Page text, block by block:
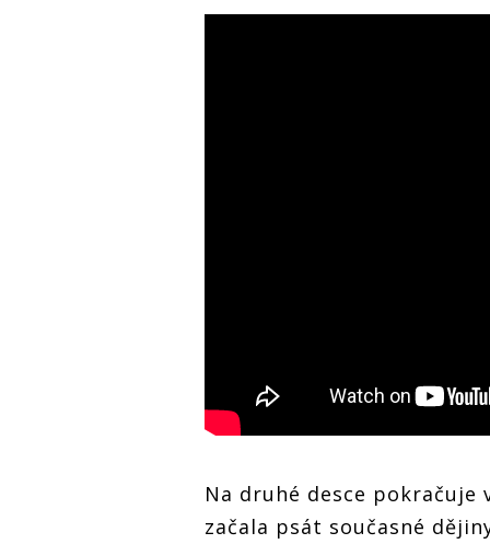
Na druhé desce
začala psát současné